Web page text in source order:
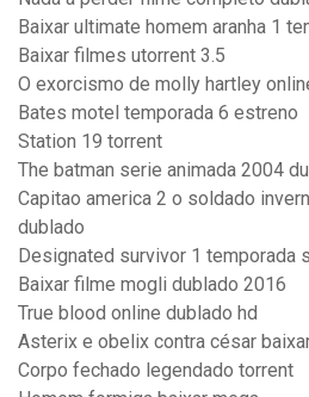
Baixar ultimate homem aranha 1
Baixar filmes utorrent 3.5
O exorcismo de molly hartley
Bates motel temporada 6 estreno
Station 19 torrent
The batman serie animada 2004
Capitao america 2 o soldado
dublado
Designated survivor 1 temporada
Baixar filme mogli dublado 2016
True blood online dublado hd
Asterix e obelix contra césar
Corpo fechado legendado torrent